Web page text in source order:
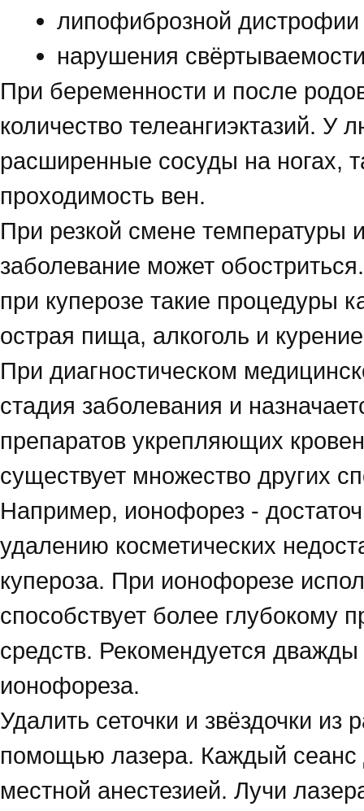
липофиброзной дистрофии
нарушения
При беременности и после
количество телеангиэктазий. У
расширенные сосуды на ногах,
проходимость вен.
При резкой смене температуры
заболевание может
при куперозе такие процедуры
острая пища, алкоголь и
При диагностическом
стадия заболевания и
препаратов укрепляющих
существует множество других
Например, ионофорез -
удалению косметических
купероза. При ионофорезе
способствует более глубокому
средств. Рекомендуется
ионофореза.
Удалить сеточки и звёздочки
помощью лазера. Каждый сеанс
местной анестезией. Лучи